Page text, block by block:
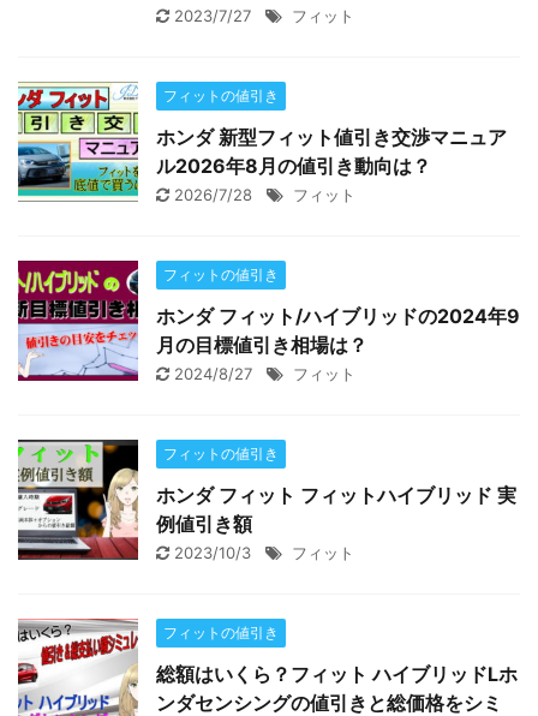
2023/7/27 フィット
フィットの値引き
ホンダ 新型フィット値引き交渉マニュア
ル2026年8月の値引き動向は？
2026/7/28 フィット
フィットの値引き
ホンダ フィット/ハイブリッドの2024年9
月の目標値引き相場は？
2024/8/27 フィット
フィットの値引き
ホンダ フィット フィットハイブリッド 実
例値引き額
2023/10/3 フィット
フィットの値引き
総額はいくら？フィット ハイブリッドLホ
ンダセンシングの値引きと総価格をシミ